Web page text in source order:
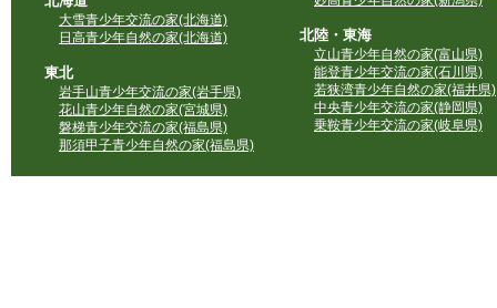
大雪青少年交流の家(北海道)
日高青少年自然の家(北海道)
東北
岩手山青少年交流の家(岩手県)
花山青少年自然の家(宮城県)
磐梯青少年交流の家(福島県)
那須甲子青少年自然の家(福島県)
北陸・東海
立山青少年自然の家(富山県)
能登青少年交流の家(石川県)
若狭湾青少年自然の家(福井県)
中央青少年交流の家(静岡県)
乗鞍青少年交流の家(岐阜県)